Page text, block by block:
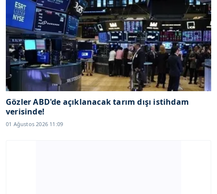
Gözler ABD'de açıklanacak tarım dışı istihdam
verisinde!
01 Ağustos 2026 11:09